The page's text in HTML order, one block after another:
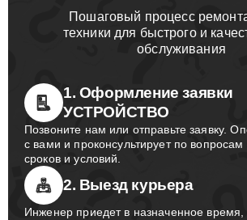
Пошаговый процесс
техники для быстрого и
обслуживания
1. Оформление заявки
УСТРОЙСТВО
Позвоните нам или отправьте заявку.
с вами и проконсультирует по вопросам
сроков и условий.
2. Выезд курьера
Инженер приедет в назначенное время,